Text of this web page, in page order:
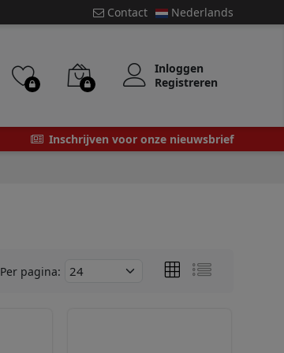
Contact Nederlands
Inloggen
Registreren
Inschrijven voor onze nieuwsbrief
Per pagina: